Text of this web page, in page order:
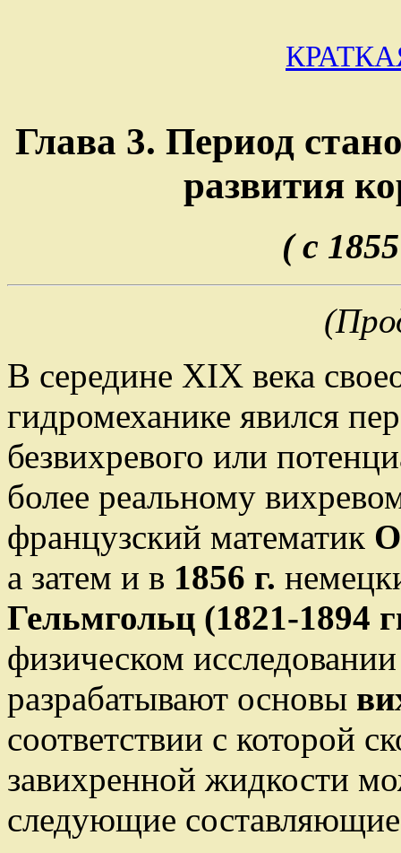
Глава 3. Период
развития
( с
В середине XIX века
гидромеханике явился
безвихревого или
более реальному
французский математик
а затем и в 1856 г.
Гельмгольц (1821-1894
физическом
разрабатывают основы
соответствии с которой
завихренной жидкости
следующие составляющие